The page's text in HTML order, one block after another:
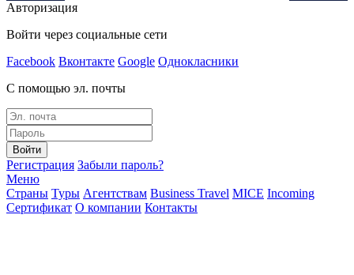
Авторизация
Войти через социальные сети
Facebook Вконтакте Google Однокласники
С помощью эл. почты
Войти
Регистрация Забыли пароль?
Меню
Страны Туры Агентствам Business Travel MICE Incoming
Сертификат О компании Контакты